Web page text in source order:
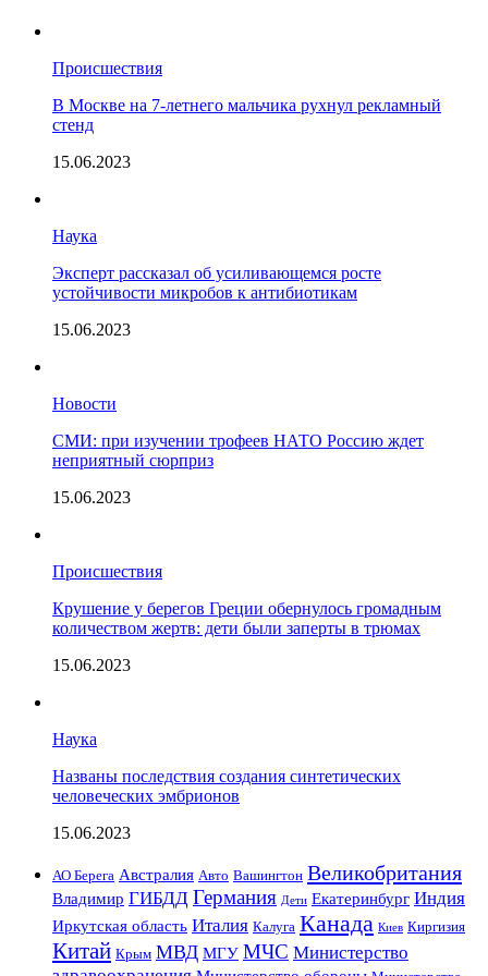
Происшествия
В Москве на 7-летнего мальчика рухнул рекламный
стенд
15.06.2023
Наука
Эксперт рассказал об усиливающемся росте
устойчивости микробов к антибиотикам
15.06.2023
Новости
СМИ: при изучении трофеев НАТО Россию ждет
неприятный сюрприз
15.06.2023
Происшествия
Крушение у берегов Греции обернулось громадным
количеством жертв: дети были заперты в трюмах
15.06.2023
Наука
Названы последствия создания синтетических
человеческих эмбрионов
15.06.2023
АО Берега Австралия Авто Вашингтон Великобритания
Владимир ГИБДД Германия Дети Екатеринбург Индия
Иркутская область Италия Калуга Канада Киев Киргизия
Китай Крым МВД МГУ МЧС Министерство